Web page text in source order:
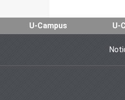
U-Campus U-